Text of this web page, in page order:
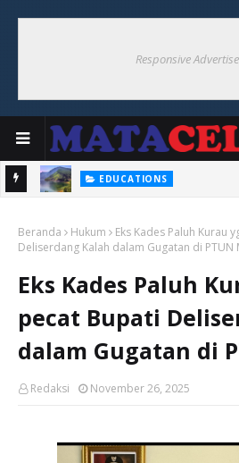
Responsive
EDUCATIONS
Beranda Hukum
Eks Kades Paluh Kurau
Deliserdang Kalah dalam Gugatan di PTUN
Eks Kades Paluh
pecat Bupati
dalam Gugatan di
Redaksi November 26, 2025